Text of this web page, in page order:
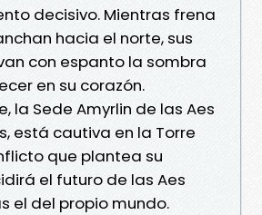
decisivo. Mientras frena
hacia el norte, sus
con espanto la sombra
en su corazón.
la Sede Amyrlin de las Aes
está cautiva en la Torre
que plantea su
el futuro de las Aes
el del propio mundo.